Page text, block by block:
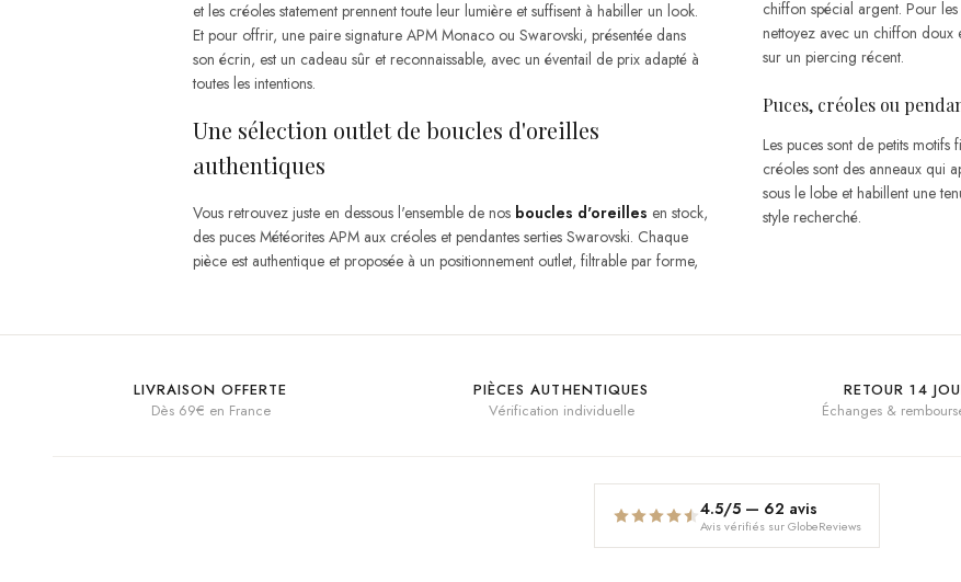
et les créoles statement prennent toute leur lumière et suffisent à habiller un look.
Et pour offrir, une paire signature APM Monaco ou Swarovski, présentée dans
son écrin, est un cadeau sûr et reconnaissable, avec un éventail de prix adapté à
toutes les intentions.
Une sélection outlet de boucles d'oreilles
authentiques
Vous retrouvez juste en dessous l'ensemble de nos boucles d'oreilles en stock,
des puces Météorites APM aux créoles et pendantes serties Swarovski. Chaque
pièce est authentique et proposée à un positionnement outlet, filtrable par forme,
chiffon spécial argent. Pour
nettoyez avec un chiffon doux
sur un piercing récent.
Puces, créoles ou
Les puces sont de petits
créoles sont des anneaux qui
sous le lobe et habillent une
style recherché.
LIVRAISON OFFERTE
Dès 69€ en France
PIÈCES AUTHENTIQUES
Vérification individuelle
RETOUR 14
Échanges &
4.5/5 — 62 avis
Avis vérifiés sur GlobeReviews